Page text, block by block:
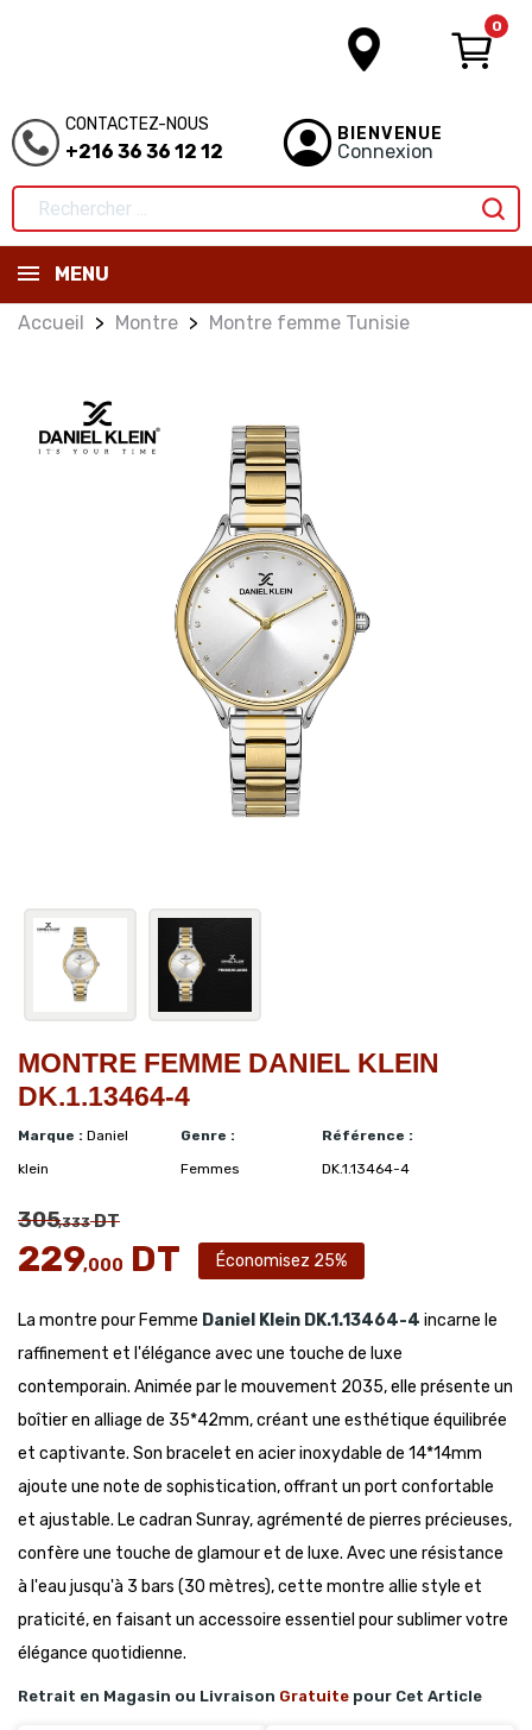
0
CONTACTEZ-NOUS
+216 36 36 12 12
BIENVENUE
Connexion
MENU
Accueil Montre Montre femme Tunisie
MONTRE FEMME DANIEL KLEIN
DK.1.13464-4
Marque : Daniel
klein
Genre :
Femmes
Référence :
DK.1.13464-4
305,333DT
229,000 DT Économisez 25%
La montre pour Femme Daniel Klein DK.1.13464-4 incarne le
raffinement et l'élégance avec une touche de luxe
contemporain. Animée par le mouvement 2035, elle présente un
boîtier en alliage de 35*42mm, créant une esthétique équilibrée
et captivante. Son bracelet en acier inoxydable de 14*14mm
ajoute une note de sophistication, offrant un port confortable
et ajustable. Le cadran Sunray, agrémenté de pierres précieuses,
confère une touche de glamour et de luxe. Avec une résistance
à l'eau jusqu'à 3 bars (30 mètres), cette montre allie style et
praticité, en faisant un accessoire essentiel pour sublimer votre
élégance quotidienne.
Retrait en Magasin ou Livraison Gratuite pour Cet Article